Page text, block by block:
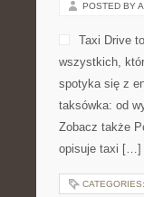
POSTED BY
Taxi Drive
wszystkich,
spotyka się z
taksówka: od
Zobacz także
opisuje taxi […]
CATEGORIES: